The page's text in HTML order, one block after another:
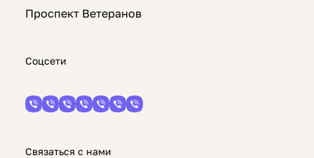
Проспект Ветеранов
Соцсети
Связаться с нами